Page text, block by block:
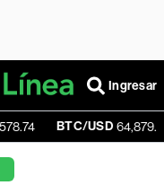
Ingresar
BTC/USD 64,879.74 -